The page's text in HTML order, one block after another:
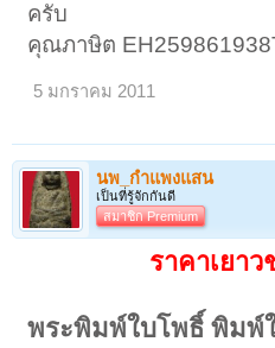
ครับ
คุณภาษิต
5 มกราคม 2011
นพ_กำแพงแสน
เป็นที่รู้จักกันดี
สมาชิก Premium
ราคาเยา
พระพิมพ์ใบโพธิ์ พิมพ์